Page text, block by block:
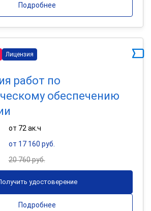
Подробнее
Лицензия
работ по
обеспечению
от 72 ак.ч
от 17 160 руб.
20 760 руб.
удостоверение
Подробнее